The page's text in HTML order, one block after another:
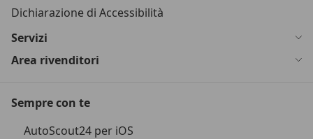
Dichiarazione di Accessibilità
Servizi
Area rivenditori
Sempre con te
AutoScout24 per iOS